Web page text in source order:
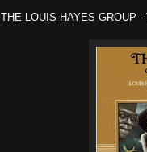
THE LOUIS HAYES GROUP